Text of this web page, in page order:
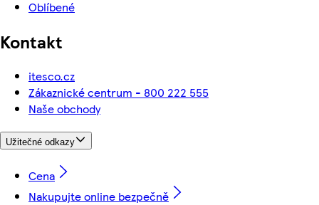
Oblíbené
Kontakt
itesco.cz
Zákaznické centrum - 800 222 555
Naše obchody
Užitečné odkazy
Cena
Nakupujte online bezpečně